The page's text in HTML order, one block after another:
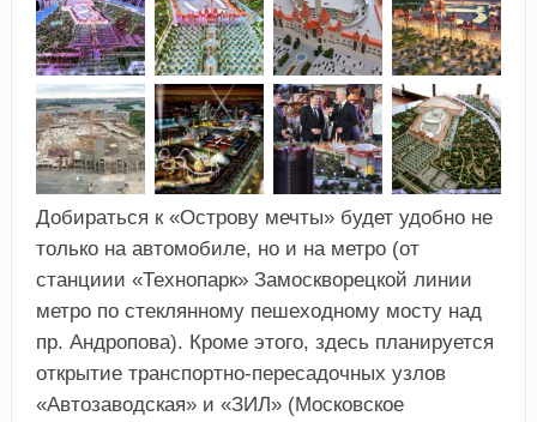
Добираться к «Острову мечты» будет удобно не
только на автомобиле, но и на метро (от
станциии «Технопарк» Замоскворецкой линии
метро по стеклянному пешеходному мосту над
пр. Андропова). Кроме этого, здесь планируется
открытие транспортно-пересадочных узлов
«Автозаводская» и «ЗИЛ» (Московское